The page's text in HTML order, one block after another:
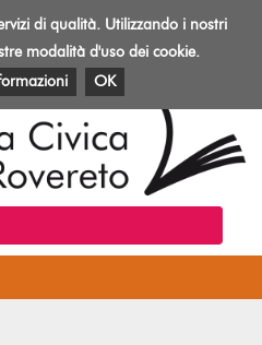
Toggle
PATRIMONIO E RISORSE
di qualità. Utilizzando i nostri
modalità d'uso dei cookie.
OK